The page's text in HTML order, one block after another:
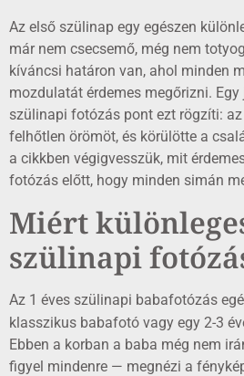
Az első szülinap egy egészen
már nem csecsemő, még nem
kíváncsi határon van, ahol minden
mozdulatát érdemes megőrizni.
szülinapi fotózás pont ezt rögzíti:
felhőtlen örömöt, és körülötte a
a cikkben végigvesszük, mit
fotózás előtt, hogy minden simán
Miért
szülinapi
Az 1 éves szülinapi babafotózás
klasszikus babafotó vagy egy 2-3
Ebben a korban a baba még nem
figyel mindenre — megnézi a